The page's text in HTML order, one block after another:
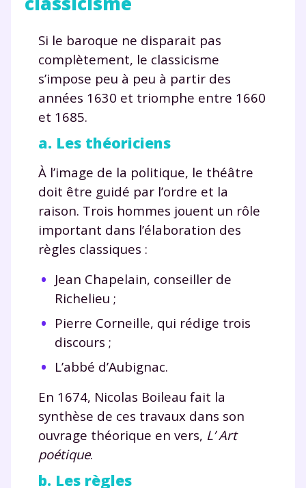
Si le baroque ne disparait pas
complètement, le classicisme
s’impose peu à peu à partir des
années 1630 et triomphe entre 1660
et 1685.
a. Les théoriciens
À l’image de la politique, le théâtre
doit être guidé par l’ordre et la
raison. Trois hommes jouent un rôle
important dans l’élaboration des
règles classiques :
Jean Chapelain, conseiller de
Richelieu ;
Pierre Corneille, qui rédige trois
discours ;
L’abbé d’Aubignac.
En 1674, Nicolas Boileau fait la
synthèse de ces travaux dans son
ouvrage théorique en vers, L’ Art
poétique.
b. Les règles